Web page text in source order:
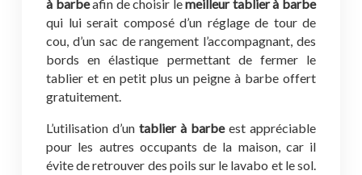
à barbeafin de choisir lemeilleur tablier à barbe
qui lui serait composé d’un réglage de tour de
cou, d’un sac de rangement l’accompagnant, des
bords en élastique permettant de fermer le
tablier et en petit plus un peigne à barbe offert
gratuitement.
L’utilisation d’un tablier à barbeest appréciable
pour les autres occupants de la maison, car il
évite de retrouver des poils sur le lavabo et le sol.